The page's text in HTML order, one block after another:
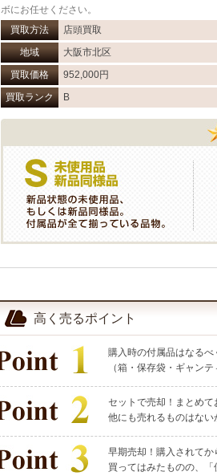
ボにお任せください。
買取方法
店頭買取
地域
大阪市北区
買取価格
952,000円
買取ランク
B
高く売るポイント
購入時の付属品はなるべ
（箱・保存袋・ギャン
セットで売却！まとめて
他にも売れるものはない
早期売却！購入されてか
買ってはみたものの、「